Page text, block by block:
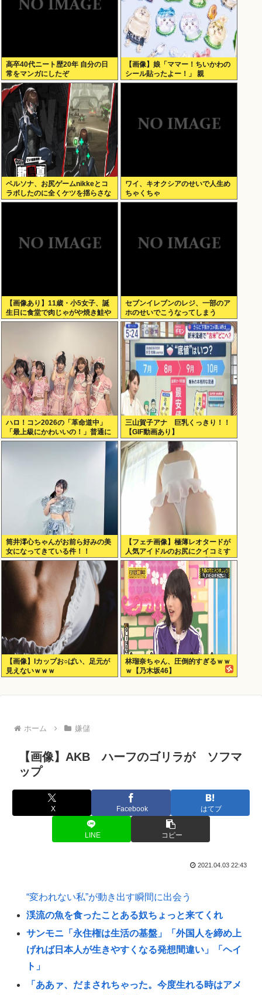
高卒40代ニート歴20年 自分の日
常をマンガにしたぞ
【画像】娘「ママー！ちいかわの
シール貼ったよー！」 親
「！！！！！！」
ペルソナ、お尻ゲームnikkeとコ
ラボしたのに全くケツを揺らさな
いため炎上
ワイ、キオクシアのせいで人生め
ちゃくちゃ
【画像あり】11歳・小5女子、誕
生日に食堂で肉じゃがや焼き鮭や
玉子焼きなど一品料理をオジサン
セブンイレブンのレジ、一部のア
ホのせいでこうなってしまう
ハロ！コン2026の「革命道中」
「最上級にかわいいの！」普通に
好評www
三山賀子アナ 巨乳くっきり！！
【GIF動画あり】
筒井澪心ちゃんがお前ら好みの美
女になってきている件！！
【フェチ画像】極薄レオタードが
人気アイドルのお尻にクイコミす
ぎて危険 透け×尻フェチ【松岡里
英】
【画像】Iカップお○ぱい、足元が
見えないｗｗｗ
林瑠奈ちゃん、圧倒的すぎるｗｗ
ｗ【乃木坂46】
ホーム 嫌儲
【画像】AKB ハーフのゴリラが ソフマ
ップ
X Facebook はてブ
LINE コピー
2021.04.03 22:43
“変われない私”が動き出す瞬間に出会う
渓流の魚を食ったことある奴ちょっと来てくれ
サンモニ「永住権は生活の基盤」「外国人を締め上
げれば日本人が生きやすくなる発想間違い」「ヘイ
ト」
「ああァ、だまされちゃった。今度生れる時はアメ